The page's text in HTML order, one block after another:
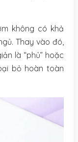
không có khả
Thay vào đó,
là “phủ” hoặc
bỏ hoàn toàn